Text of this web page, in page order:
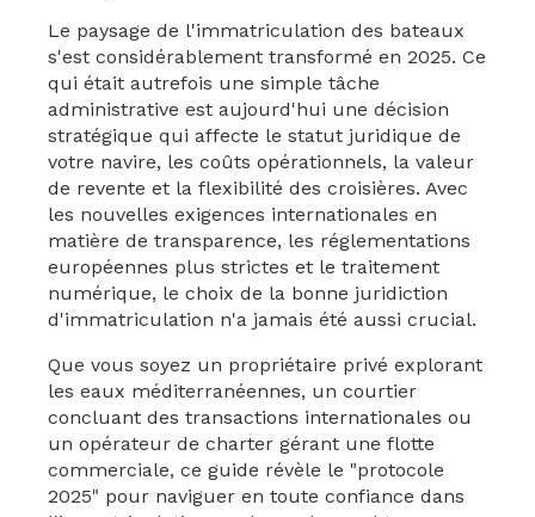
Le paysage de l'immatriculation des bateaux
s'est considérablement transformé en 2025. Ce
qui était autrefois une simple tâche
administrative est aujourd'hui une décision
stratégique qui affecte le statut juridique de
votre navire, les coûts opérationnels, la valeur
de revente et la flexibilité des croisières. Avec
les nouvelles exigences internationales en
matière de transparence, les réglementations
européennes plus strictes et le traitement
numérique, le choix de la bonne juridiction
d'immatriculation n'a jamais été aussi crucial.
Que vous soyez un propriétaire privé explorant
les eaux méditerranéennes, un courtier
concluant des transactions internationales ou
un opérateur de charter gérant une flotte
commerciale, ce guide révèle le "protocole
2025" pour naviguer en toute confiance dans